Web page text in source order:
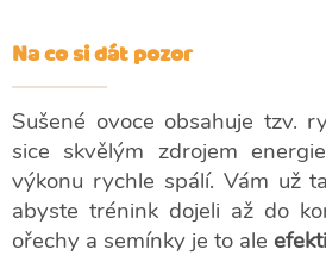
Na co si dát pozor
Sušené ovoce obsahuje tzv.
sice skvělým zdrojem
výkonu rychle spálí. Vám už
abyste trénink dojeli až do
ořechy a semínky je to ale